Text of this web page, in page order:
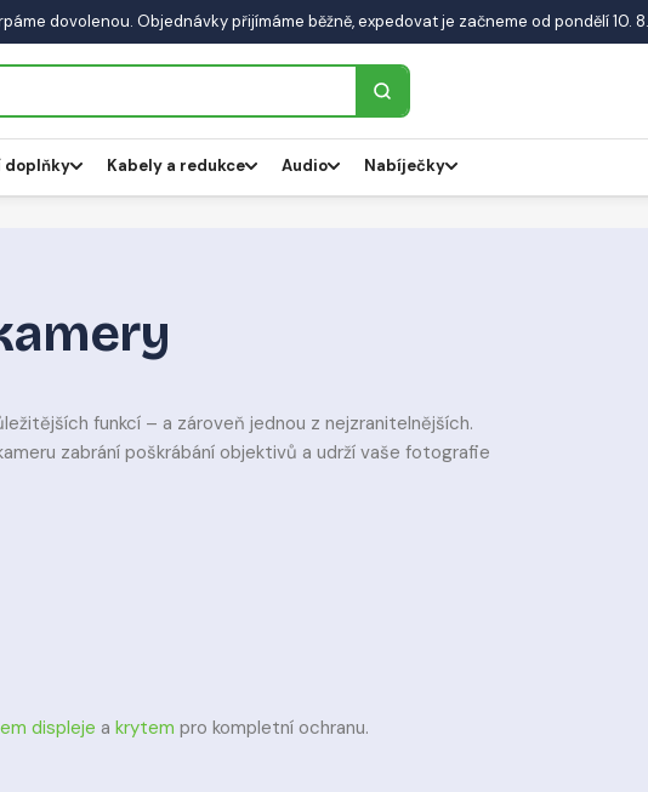
dovolenou. Objednávky přijímáme běžně, expedovat je začneme od pondělí 10.
doplňky Kabely a redukce Audio Nabíječky
funkcí – a zároveň jednou z nejzranitelnějších.
zabrání poškrábání objektivů a udrží vaše fotografie
displeje a krytem pro kompletní ochranu.